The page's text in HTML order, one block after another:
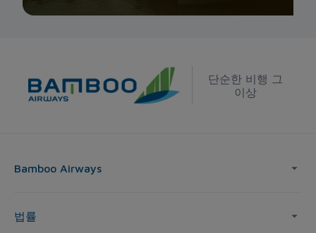
단순한 비행 그
이상
Bamboo Airways
법률